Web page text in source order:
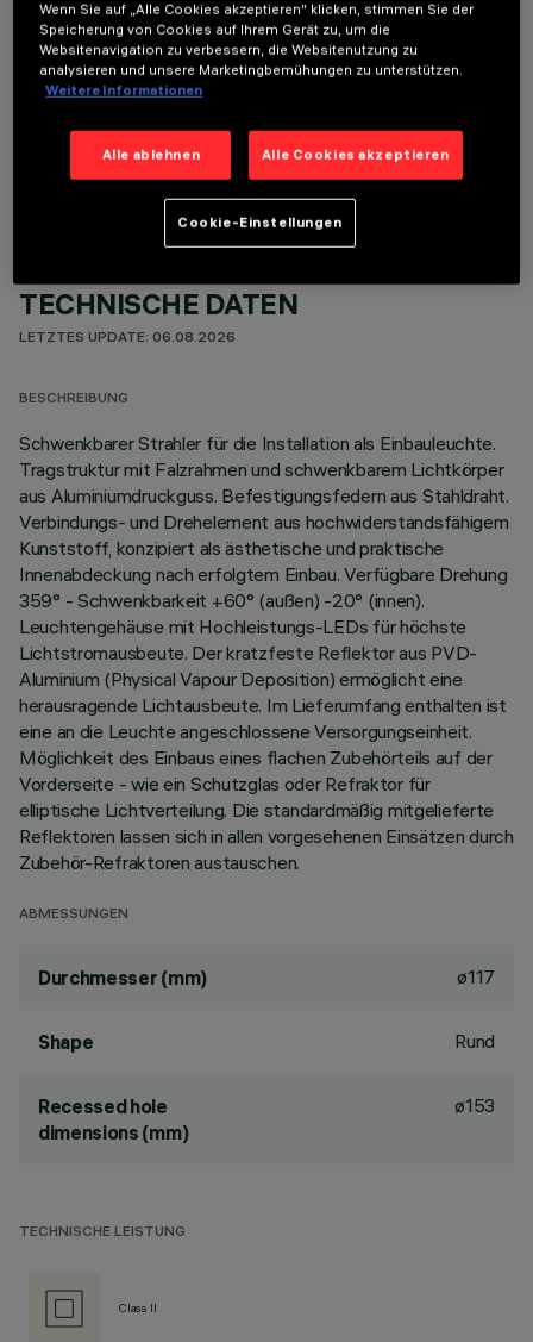
OPTIONALE KOMPONENTEN
TECHNISCHE DATEN
LETZTES UPDATE: 06.08.2026
BESCHREIBUNG
Schwenkbarer Strahler für die Installation als Einbauleuchte.
Tragstruktur mit Falzrahmen und schwenkbarem Lichtkörper
aus Aluminiumdruckguss. Befestigungsfedern aus Stahldraht.
Verbindungs- und Drehelement aus hochwiderstandsfähigem
Kunststoff, konzipiert als ästhetische und praktische
Innenabdeckung nach erfolgtem Einbau. Verfügbare Drehung
359° - Schwenkbarkeit +60° (außen) -20° (innen).
Leuchtengehäuse mit Hochleistungs-LEDs für höchste
Lichtstromausbeute. Der kratzfeste Reflektor aus PVD-
Aluminium (Physical Vapour Deposition) ermöglicht eine
herausragende Lichtausbeute. Im Lieferumfang enthalten ist
eine an die Leuchte angeschlossene Versorgungseinheit.
Möglichkeit des Einbaus eines flachen Zubehörteils auf der
Vorderseite - wie ein Schutzglas oder Refraktor für
elliptische Lichtverteilung. Die standardmäßig mitgelieferte
Reflektoren lassen sich in allen vorgesehenen Einsätzen durch
Zubehör-Refraktoren austauschen.
ABMESSUNGEN
Durchmesser (mm) ø117
Shape Rund
Recessed hole
dimensions (mm)
ø153
TECHNISCHE LEISTUNG
Class II
Wenn Sie auf „Alle Cookies akzeptieren“ klicken, stimmen Sie der
Speicherung von Cookies auf Ihrem Gerät zu, um die
Websitenavigation zu verbessern, die Websitenutzung zu
analysieren und unsere Marketingbemühungen zu unterstützen.
Weitere Informationen
Alle ablehnen Alle Cookies akzeptieren
Cookie-Einstellungen